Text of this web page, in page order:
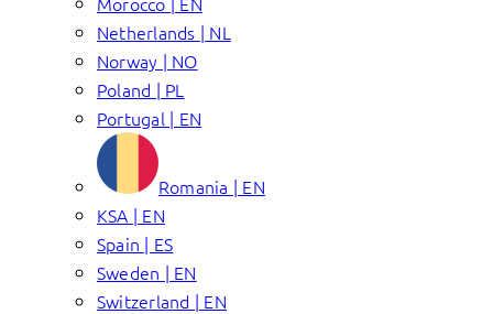
Netherlands | NL
Norway | NO
Poland | PL
Portugal | EN
Romania | EN
KSA | EN
Spain | ES
Sweden | EN
Switzerland | EN